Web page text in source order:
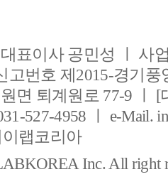
표이사 공민성 ㅣ 사
고번호 제2015-경기풍
면 퇴계원로 77-9 ㅣ [
527-4958 ㅣ e-Mail.
랩코리아
Inc. All right